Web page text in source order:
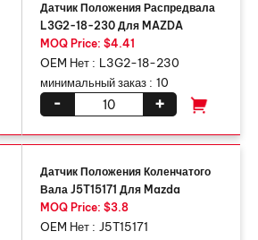
Датчик Положения Распредвала
L3G2-18-230 Для MAZDA
MOQ Price: $4.41
OEM Нет : L3G2-18-230
минимальный заказ : 10
+
-
Датчик Положения Коленчатого
Вала J5T15171 Для Mazda
MOQ Price: $3.8
OEM Нет : J5T15171